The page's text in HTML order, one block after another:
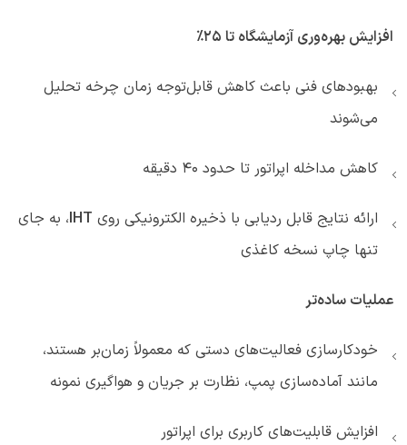
افزایش بهره‌وری آزمایشگاه تا ۲۵٪
بهبودهای فنی باعث کاهش قابل‌توجه زمان چرخه تحلیل
می‌شوند
کاهش مداخله اپراتور تا حدود ۴۰ دقیقه
ارائه نتایج قابل ردیابی با ذخیره الکترونیکی روی IHT، به جای
تنها چاپ نسخه کاغذی
عملیات ساده‌تر
خودکارسازی فعالیت‌های دستی که معمولاً زمان‌بر هستند،
مانند آماده‌سازی پمپ، نظارت بر جریان و هواگیری نمونه
افزایش قابلیت‌های کاربری برای اپراتور